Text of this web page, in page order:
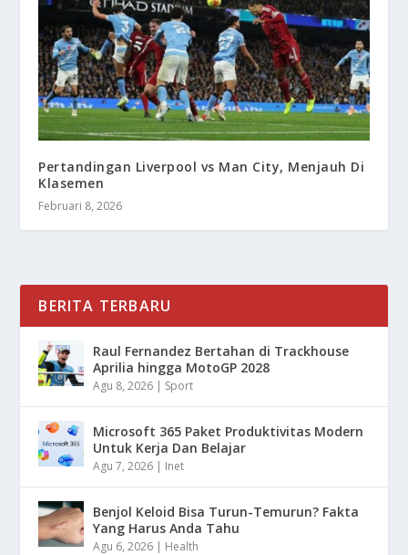
Pertandingan Liverpool vs Man City, Menjauh Di
Klasemen
Februari 8, 2026
BERITA TERBARU
Raul Fernandez Bertahan di Trackhouse
Aprilia hingga MotoGP 2028
Agu 8, 2026 | Sport
Microsoft 365 Paket Produktivitas Modern
Untuk Kerja Dan Belajar
Agu 7, 2026 | Inet
Benjol Keloid Bisa Turun-Temurun? Fakta
Yang Harus Anda Tahu
Agu 6, 2026 | Health